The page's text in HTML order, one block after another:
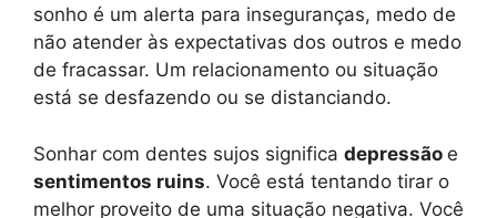
sonho é um alerta para inseguranças, medo de
não atender às expectativas dos outros e medo
de fracassar. Um relacionamento ou situação
está se desfazendo ou se distanciando.
Sonhar com dentes sujos significa depressão e
sentimentos ruins. Você está tentando tirar o
melhor proveito de uma situação negativa. Você